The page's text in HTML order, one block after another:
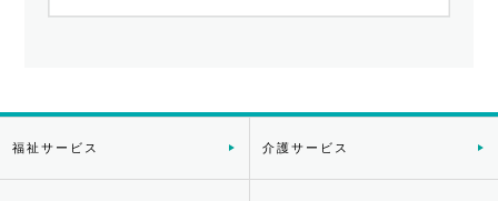
福祉サービス 介護サービス